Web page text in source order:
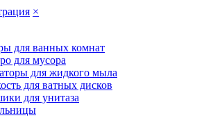
×
для ванных комнат
для мусора
для жидкого мыла
для ватных дисков
для унитаза